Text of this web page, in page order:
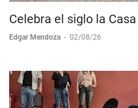
Celebra el siglo la
Edgar Mendoza - 02/08/26